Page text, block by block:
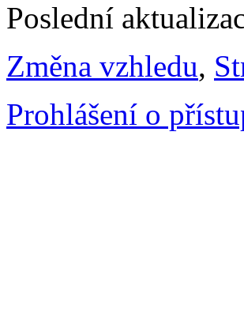
Poslední
Změna vzhledu,
Prohlášení o